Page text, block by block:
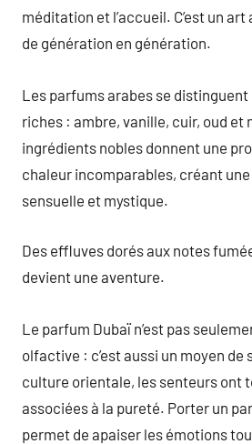
méditation et l’accueil. C’est un
de génération en génération.
Les parfums arabes se
riches : ambre, vanille, cuir, oud et
ingrédients nobles donnent une
chaleur incomparables, créant
sensuelle et mystique.
Des effluves dorés aux notes
devient une aventure.
Le parfum Dubaï n’est pas
olfactive : c’est aussi un moyen de
culture orientale, les senteurs ont
associées à la pureté. Porter un
permet de apaiser les émotions